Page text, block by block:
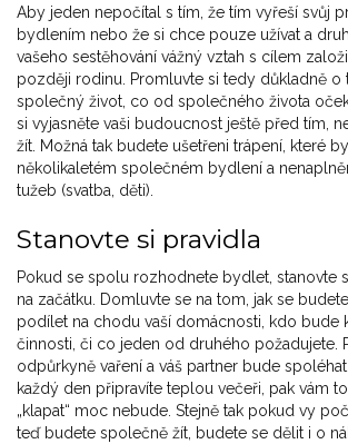
Aby jeden nepočítal s tím, že tím vyřeší svůj
bydlením nebo že si chce pouze užívat a
vašeho sestěhování vážný vztah s cílem
později rodinu. Promluvte si tedy důkladně o
společný život, co od společného života
si vyjasněte vaši budoucnost ještě před tím,
žít. Možná tak budete ušetřeni trápení, které
několikaletém společném bydlení a
tužeb (svatba, děti).
Stanovte si pravidla
Pokud se spolu rozhodnete bydlet, stanovte
na začátku. Domluvte se na tom, jak se
podílet na chodu vaší domácnosti, kdo bude
činnosti, či co jeden od druhého požadujete.
odpůrkyně vaření a váš partner bude
každý den připravíte teplou večeři, pak vám
„klapat“ moc nebude. Stejně tak pokud vy
teď budete společně žít, budete se dělit i o